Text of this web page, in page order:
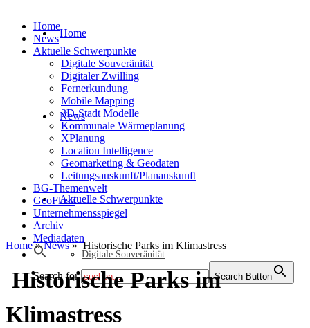
Home
News
Aktuelle Schwerpunkte
Digitale Souveränität
Home
News
Aktuelle Schwerpunkte
Digitale Souveränität
Digitaler Zwilling
Fernerkundung
Mobile Mapping
3D-Stadt Modelle
Kommunale Wärmeplanung
XPlanung
Location Intelligence
Geomarketing & Geodaten
Leitungsauskunft/Planauskunft
BG-Themenwelt
GeoFlash
Unternehmensspiegel
Archiv
Mediadaten
Search for: Search Button
Home»News»Historische Parks im Klimastress
Historische Parks im
Klimastress